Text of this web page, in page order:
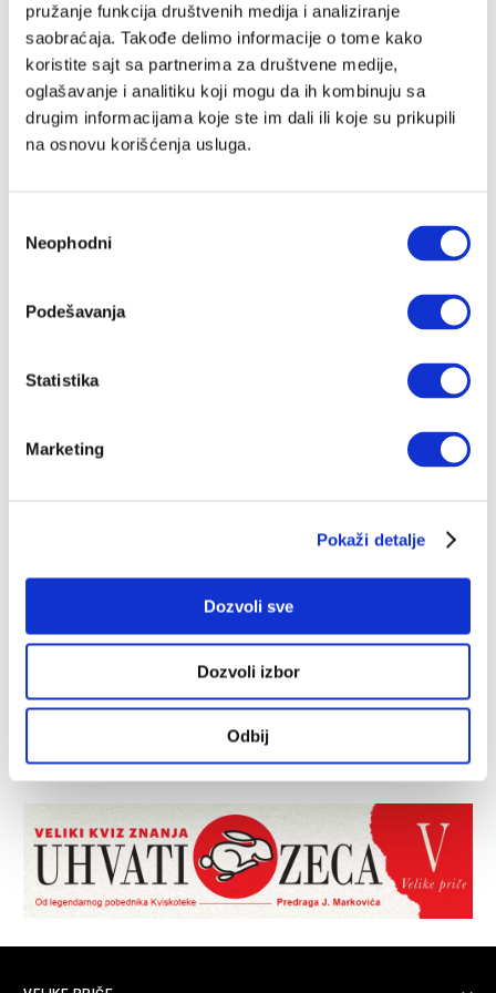
pružanje funkcija društvenih medija i analiziranje
saobraćaja. Takođe delimo informacije o tome kako
koristite sajt sa partnerima za društvene medije,
oglašavanje i analitiku koji mogu da ih kombinuju sa
drugim informacijama koje ste im dali ili koje su prikupili
na osnovu korišćenja usluga.
сагласности
Neophodni
Podešavanja
Statistika
Marketing
Pokaži detalje
Dozvoli sve
Dozvoli izbor
Odbij
Lozinka
Zaboravljena lozinka?